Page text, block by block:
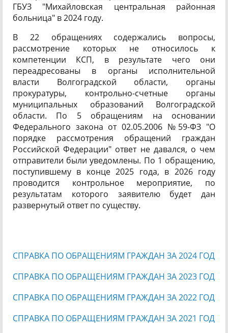
ГБУЗ "Михайловская центральная районная
больница" в 2024 году.
В 22 обращениях содержались вопросы,
рассмотрение которых не относилось к
компетенции КСП, в результате чего они
переадресованы в органы исполнительной
власти Волгоградской области, органы
прокуратуры, контрольно-счетные органы
муниципальных образований Волгоградской
области. По 5 обращениям на основании
Федерального закона от 02.05.2006 №59-ФЗ "О
порядке рассмотрения обращений граждан
Российской Федерации" ответ не давался, о чем
отправители были уведомлены. По 1 обращению,
поступившему в конце 2025 года, в 2026 году
проводится контрольное мероприятие, по
результатам которого заявителю будет дан
развернутый ответ по существу.
СПРАВКА ПО ОБРАЩЕНИЯМ ГРАЖДАН ЗА 2024 ГОД
СПРАВКА ПО ОБРАЩЕНИЯМ ГРАЖДАН ЗА 2023 ГОД
СПРАВКА ПО ОБРАЩЕНИЯМ ГРАЖДАН ЗА 2022 ГОД
СПРАВКА ПО ОБРАЩЕНИЯМ ГРАЖДАН ЗА 2021 ГОД